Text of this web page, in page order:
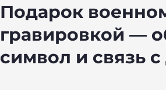
Подарок
гравировкой —
символ и связь